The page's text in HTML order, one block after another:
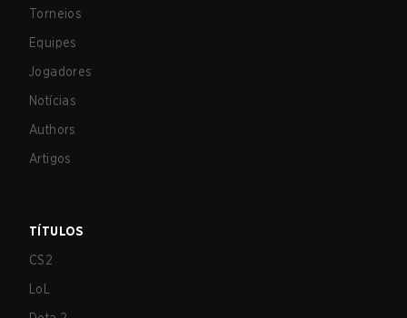
Torneios
Equipes
Jogadores
Notícias
Authors
Artigos
TÍTULOS
CS2
LoL